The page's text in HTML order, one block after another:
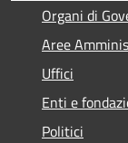
Organi di
Aree
Uffici
Enti e
Politici